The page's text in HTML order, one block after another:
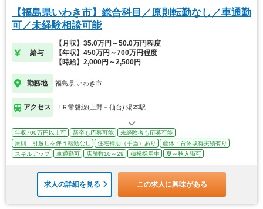
【福島県いわき市】総合科目／原則転勤なし／車通勤
可／未経験相談可能
給与
【月収】35.0万円～50.0万円程度
【年収】450万円～700万円程度
【時給】2,000円～2,500円
勤務地 福島県 いわき市
アクセス ＪＲ常磐線(上野－仙台) 湯本駅
年収700万円以上可 新卒も応募可能
未経験者も応募可能
原則、引越しを伴う転勤なし
住宅補助（手当）あり
産休・育休取得実績有り
スキルアップ
車通勤可 店舗数10～29 積極採用中 夏～秋入職可
求人の詳細を見る この求人に興味がある